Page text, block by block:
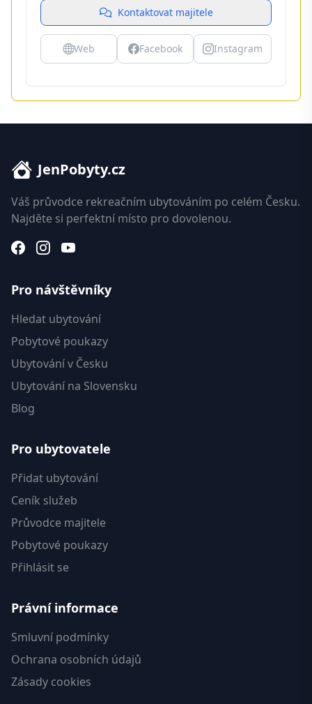
Kontaktovat majitele
Web Facebook Instagram
JenPobyty.cz
Váš průvodce rekreačním ubytováním po celém Česku.
Najděte si perfektní místo pro dovolenou.
Pro návštěvníky
Hledat ubytování
Pobytové poukazy
Ubytování v Česku
Ubytování na Slovensku
Blog
Pro ubytovatele
Přidat ubytování
Ceník služeb
Průvodce majitele
Pobytové poukazy
Přihlásit se
Právní informace
Smluvní podmínky
Ochrana osobních údajů
Zásady cookies